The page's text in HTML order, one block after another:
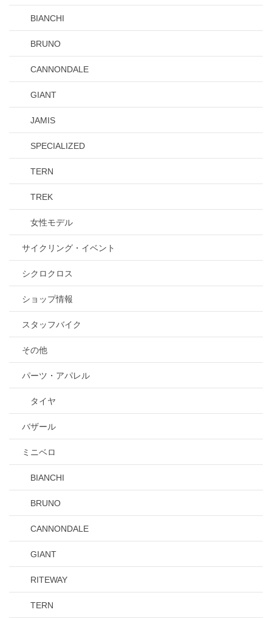
BIANCHI
BRUNO
CANNONDALE
GIANT
JAMIS
SPECIALIZED
TERN
TREK
女性モデル
サイクリング・イベント
シクロクロス
ショップ情報
スタッフバイク
その他
パーツ・アパレル
タイヤ
バザール
ミニベロ
BIANCHI
BRUNO
CANNONDALE
GIANT
RITEWAY
TERN